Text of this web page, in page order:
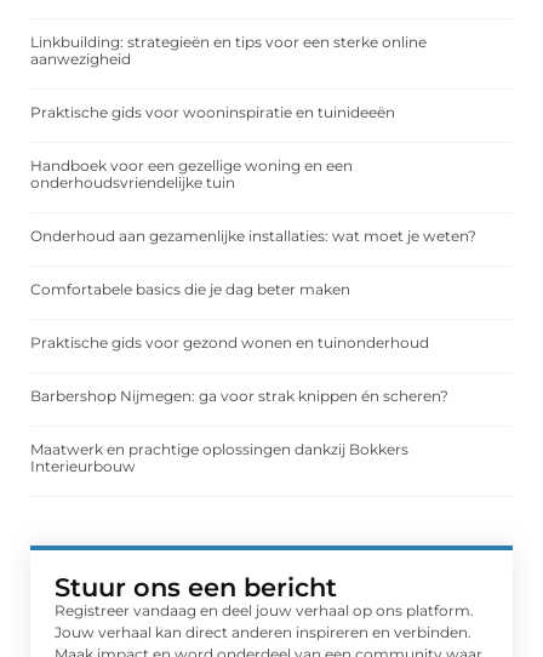
Linkbuilding: strategieën en tips voor een sterke online
aanwezigheid
Praktische gids voor wooninspiratie en tuinideeën
Handboek voor een gezellige woning en een
onderhoudsvriendelijke tuin
Onderhoud aan gezamenlijke installaties: wat moet je weten?
Comfortabele basics die je dag beter maken
Praktische gids voor gezond wonen en tuinonderhoud
Barbershop Nijmegen: ga voor strak knippen én scheren?
Maatwerk en prachtige oplossingen dankzij Bokkers
Interieurbouw
Stuur ons een bericht
Registreer vandaag en deel jouw verhaal op ons platform.
Jouw verhaal kan direct anderen inspireren en verbinden.